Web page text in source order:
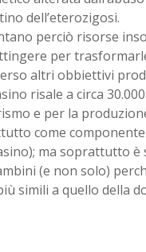
dell’eterozigosi.
perciò risorse
per
altri obbiettivi
risale a circa
e per la
come
ma soprattutto
(e non solo)
simili a quello della